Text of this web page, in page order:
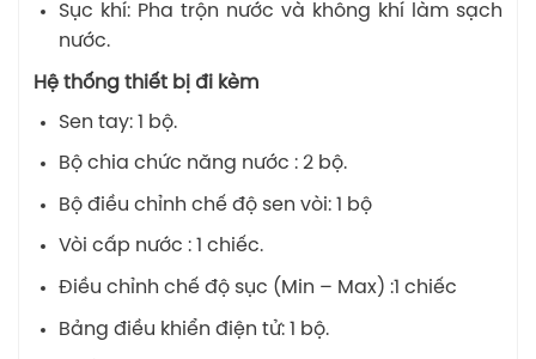
Sục khí: Pha trộn nước và không khí làm sạch
nước.
Hệ thống thiết bị đi kèm
Sen tay: 1 bộ.
Bộ chia chức năng nước : 2 bộ.
Bộ điều chỉnh chế độ sen vòi: 1 bộ
Vòi cấp nước : 1 chiếc.
Điều chỉnh chế độ sục (Min – Max) :1 chiếc
Bảng điều khiển điện tử: 1 bộ.